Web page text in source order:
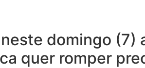
domingo (7)
quer romper